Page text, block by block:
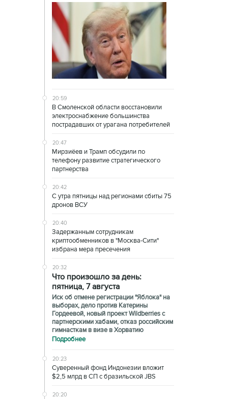
20:59
В Смоленской области восстановили
электроснабжение большинства
пострадавших от урагана потребителей
20:47
Мирзиёев и Трамп обсудили по
телефону развитие стратегического
партнерства
20:42
С утра пятницы над регионами сбиты 75
дронов ВСУ
20:40
Задержанным сотрудникам
криптообменников в "Москва-Сити"
избрана мера пресечения
20:32
Что произошло за день:
пятница, 7 августа
Иск об отмене регистрации "Яблока" на
выборах, дело против Катерины
Гордеевой, новый проект Wildberries с
партнерскими хабами, отказ российским
гимнасткам в визе в Хорватию
Подробнее
20:23
Суверенный фонд Индонезии вложит
$2,5 млрд в СП с бразильской JBS
20:20